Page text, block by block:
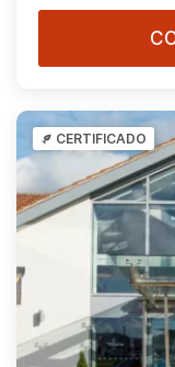
CERTIFICADO